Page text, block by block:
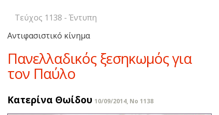
Τεύχος 1138 - Έντυπη
Αντιφασιστικό κίνημα
Πανελλαδικός ξεσηκωμός για
τον Παύλο
Κατερίνα Θωίδου 10/09/2014, No 1138